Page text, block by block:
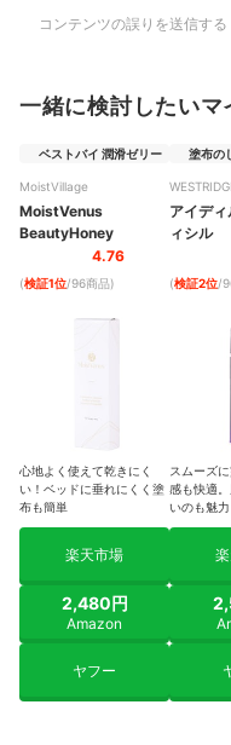
コンテンツの誤りを送信する
一緒に検討したい
ベストバイ 潤滑ゼリー
MoistVillage
MoistVenus
BeautyHoney
4.76
(検証1位/96商品)
心地よく使えて乾きにく
い！ベッドに垂れにくく塗
布も簡単
楽天市場
2,480円
Amazon
ヤフー
塗布の
アイデ
ィシル
(検証2位/
スムーズ
感も快適
いのも魅力